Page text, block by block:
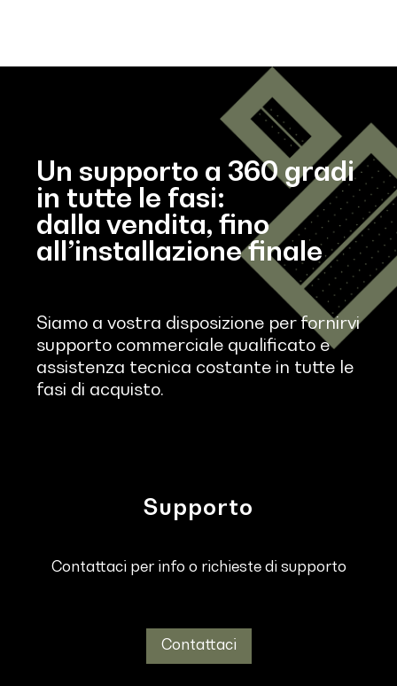
Un supporto a 360 gradi
in tutte le fasi:
dalla vendita, fino
all’installazione finale
Siamo a vostra disposizione per fornirvi
supporto commerciale qualificato e
assistenza tecnica costante in tutte le
fasi di acquisto.
Supporto
Contattaci per info o richieste di supporto
Contattaci